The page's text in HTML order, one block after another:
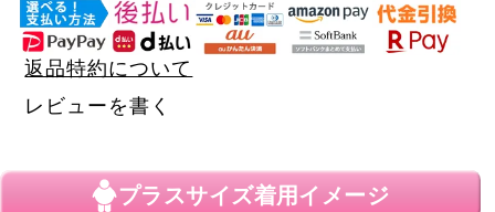
返品特約について
レビューを書く
プラスサイズ着用イメージ